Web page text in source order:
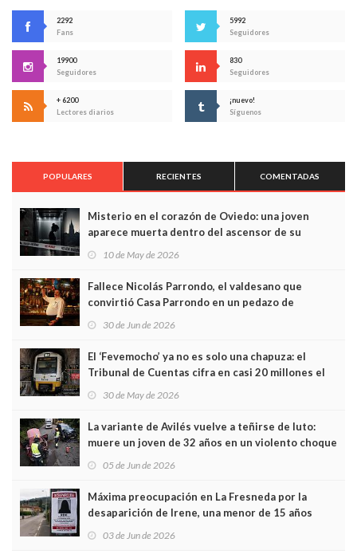
2292
Fans
5992
Seguidores
19900
Seguidores
830
Seguidores
+ 6200
Lectores diarios
¡nuevo!
Síguenos
POPULARES RECIENTES COMENTADAS
Misterio en el corazón de Oviedo: una joven
aparece muerta dentro del ascensor de su
edificio y las cámaras captan sus últimos minutos
10 de May de 2026
Fallece Nicolás Parrondo, el valdesano que
convirtió Casa Parrondo en un pedazo de
Asturias en Madrid
30 de Jun de 2026
El ‘Fevemocho’ ya no es solo una chapuza: el
Tribunal de Cuentas cifra en casi 20 millones el
sobrecoste de los trenes que no cabían por los
30 de May de 2026
La variante de Avilés vuelve a teñirse de luto:
muere un joven de 32 años en un violento choque
frontal
05 de Jun de 2026
Máxima preocupación en La Fresneda por la
desaparición de Irene, una menor de 15 años
03 de Jun de 2026